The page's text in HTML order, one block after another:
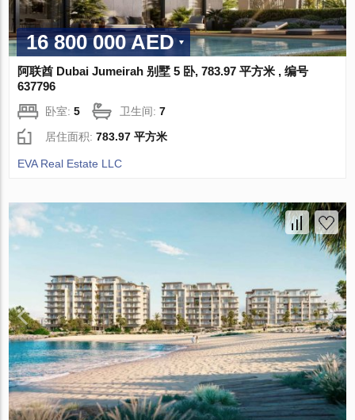
16 800 000 AED
阿联酋 Dubai Jumeirah 别墅 5 卧, 783.97 平方米 , 编号
637796
卧室:5 卫生间:7
居住面积:783.97 平方米
EVA Real Estate LLC